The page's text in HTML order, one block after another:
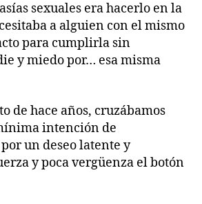
sexuales era hacerlo en la
a alguien con el mismo
para cumplirla sin
y miedo por… esa misma
de hace años, cruzábamos
intención de
un deseo latente y
y poca vergüenza el botón